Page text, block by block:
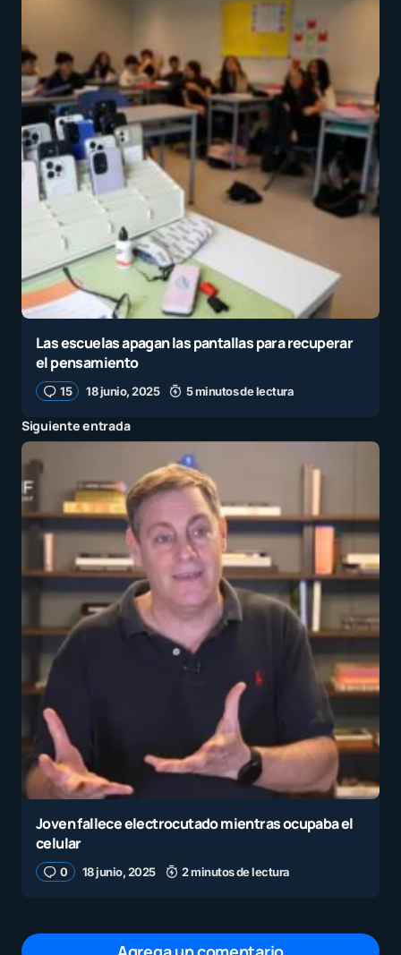
Las escuelas apagan las pantallas para recuperar
el pensamiento
15 18 junio, 2025 5 minutos de lectura
Siguiente entrada
Joven fallece electrocutado mientras ocupaba el
celular
0 18 junio, 2025 2 minutos de lectura